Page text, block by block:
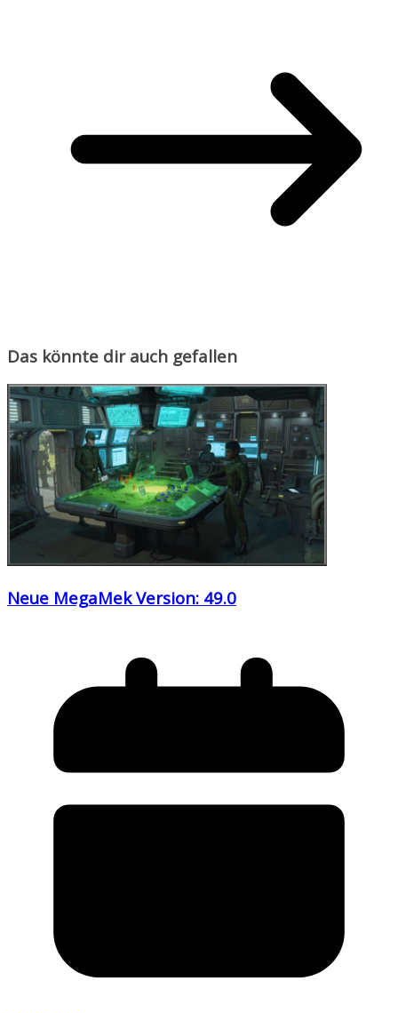
Das könnte dir auch gefallen
Neue MegaMek Version: 49.0